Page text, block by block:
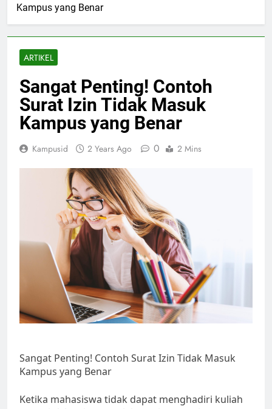
Kampus yang Benar
ARTIKEL
Sangat Penting! Contoh
Surat Izin Tidak Masuk
Kampus yang Benar
Kampusid 2 Years Ago 0 2 Mins
Sangat Penting! Contoh Surat Izin Tidak Masuk
Kampus yang Benar
Ketika mahasiswa tidak dapat menghadiri kuliah